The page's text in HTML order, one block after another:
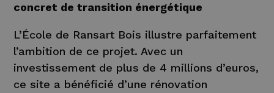
concret de transition énergétique
L’École de Ransart Bois illustre parfaitement
l’ambition de ce projet. Avec un
investissement de plus de 4 millions d’euros,
ce site a bénéficié d’une rénovation